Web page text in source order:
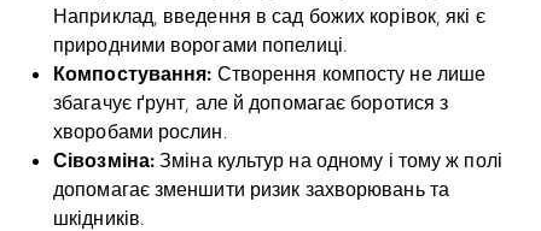
Наприклад, введення в сад божих корівок, які є
природними ворогами попелиці.
Компостування: Створення компосту не лише
збагачує ґрунт, але й допомагає боротися з
хворобами рослин.
Сівозміна: Зміна культур на одному і тому ж полі
допомагає зменшити ризик захворювань та
шкідників.